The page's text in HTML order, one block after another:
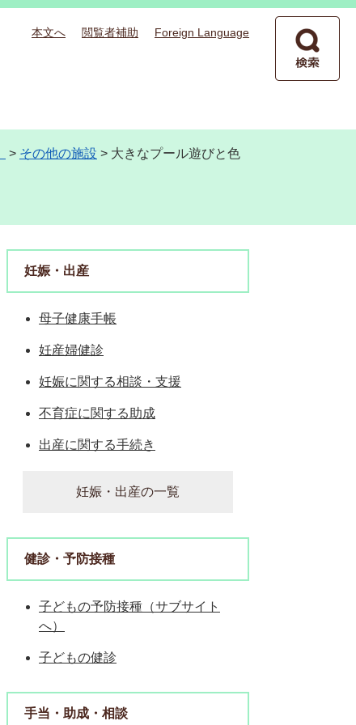
本文へ 閲覧者補助 Foreign Language
> その他の施設 > 大きなプール遊びと色
妊娠・出産
母子健康手帳
妊産婦健診
妊娠に関する相談・支援
不育症に関する助成
出産に関する手続き
妊娠・出産の一覧
健診・予防接種
子どもの予防接種（サブサイト
へ）
子どもの健診
手当・助成・相談